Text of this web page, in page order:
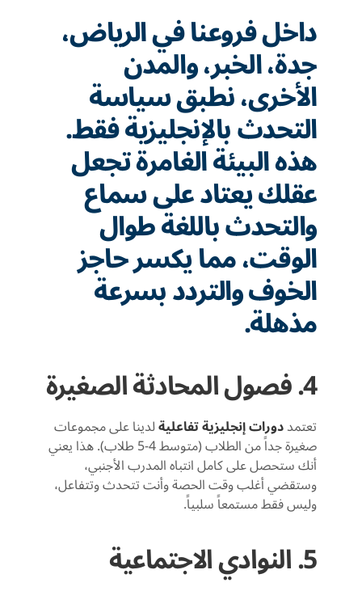
داخل فروعنا في الرياض،
جدة، الخبر، والمدن
الأخرى، نطبق سياسة
التحدث بالإنجليزية فقط.
هذه البيئة الغامرة تجعل
عقلك يعتاد على سماع
والتحدث باللغة طوال
الوقت، مما يكسر حاجز
الخوف والتردد بسرعة
مذهلة.
4. فصول المحادثة الصغيرة
تعتمددورات إنجليزية تفاعليةلدينا على مجموعات
صغيرة جداً من الطلاب (متوسط 4-5 طلاب). هذا يعني
أنك ستحصل على كامل انتباه المدرب الأجنبي،
وستقضي أغلب وقت الحصة وأنت تتحدث وتتفاعل،
وليس فقط مستمعاً سلبياً.
5. النوادي الاجتماعية